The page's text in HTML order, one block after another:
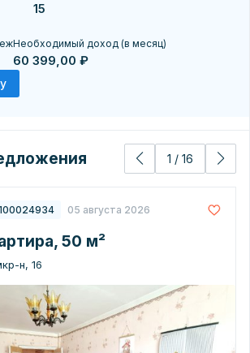
Необходимый доход (в месяц)
60 399,00 ₽
1 / 16
05 августа 2026
50 м²
н, 16